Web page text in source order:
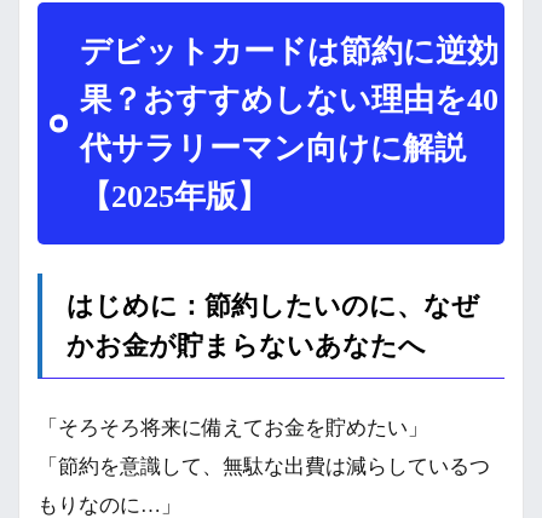
デビットカードは節約に逆効
果？おすすめしない理由を40
代サラリーマン向けに解説
【2025年版】
はじめに：節約したいのに、なぜ
かお金が貯まらないあなたへ
「そろそろ将来に備えてお金を貯めたい」
「節約を意識して、無駄な出費は減らしているつ
もりなのに…」